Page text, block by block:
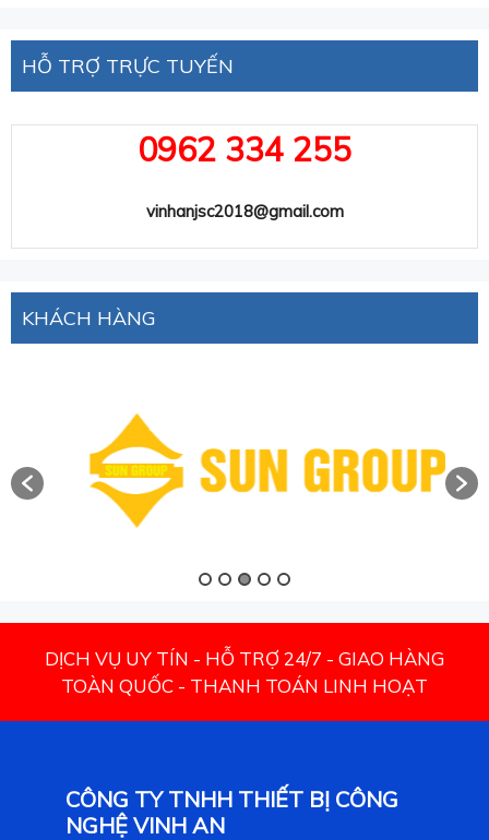
HỖ TRỢ TRỰC TUYẾN
0962 334 255
vinhanjsc2018@gmail.com
KHÁCH HÀNG
DỊCH VỤ UY TÍN - HỖ TRỢ 24/7 - GIAO HÀNG
TOÀN QUỐC - THANH TOÁN LINH HOẠT
CÔNG TY TNHH THIẾT BỊ CÔNG
NGHỆ VINH AN